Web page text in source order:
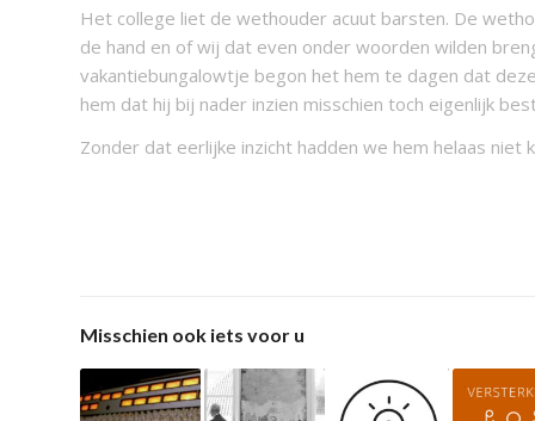
Het college liet de wethouder acuut barsten. De
de hand en of wij dat even onder woorden wilden
vakantiebungalowtje begon het hem te dagen dat
hem dat hij bij nader inzien misschien toch eigenlijk
Zonder dat eerlijke inzicht hadden we hem helaas niet
Misschien ook iets voor u